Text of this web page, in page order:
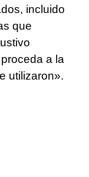
incluido
que
a la
utilizaron».